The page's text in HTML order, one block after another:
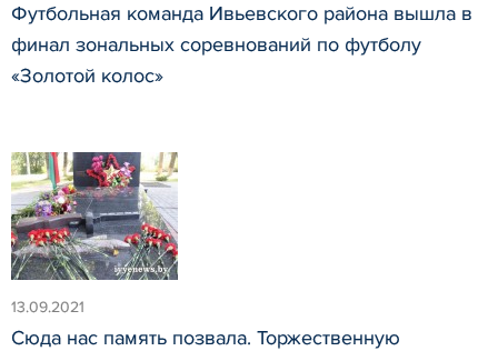
Футбольная команда Ивьевского района вышла в
финал зональных соревнований по футболу
«Золотой колос»
13.09.2021
Сюда нас память позвала. Торжественную